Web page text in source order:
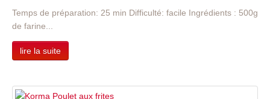
Temps de préparation: 25 min Difficulté: facile Ingrédients : 500g
de farine...
lire la suite